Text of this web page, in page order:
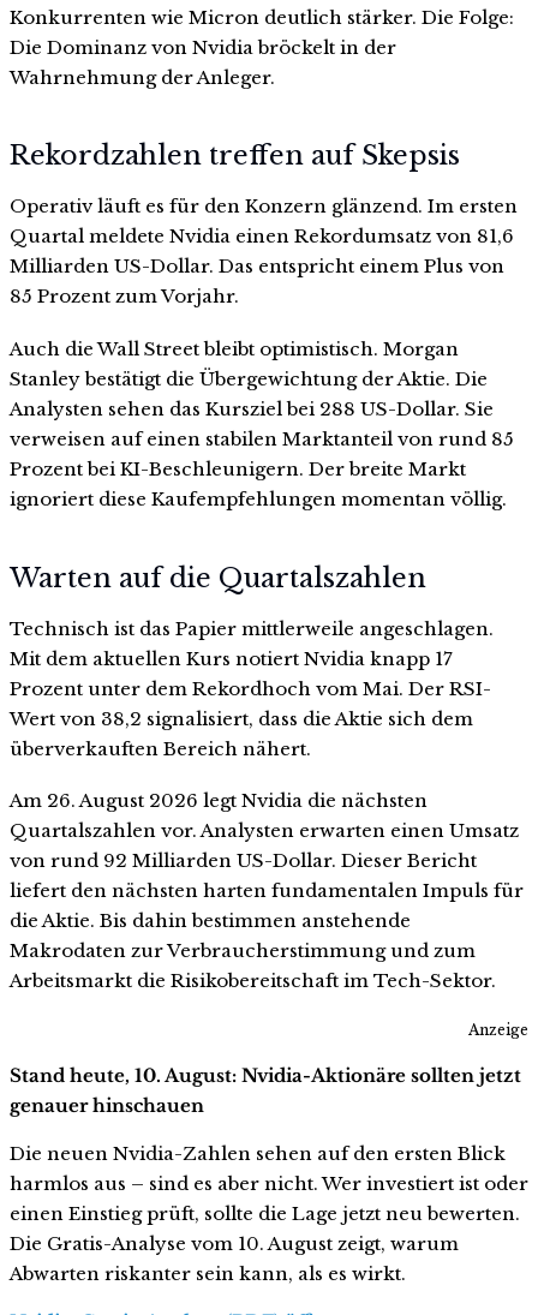
Konkurrenten wie Micron deutlich stärker. Die Folge:
Die Dominanz von Nvidia bröckelt in der
Wahrnehmung der Anleger.
Rekordzahlen treffen auf Skepsis
Operativ läuft es für den Konzern glänzend. Im ersten
Quartal meldete Nvidia einen Rekordumsatz von 81,6
Milliarden US-Dollar. Das entspricht einem Plus von
85 Prozent zum Vorjahr.
Auch die Wall Street bleibt optimistisch. Morgan
Stanley bestätigt die Übergewichtung der Aktie. Die
Analysten sehen das Kursziel bei 288 US-Dollar. Sie
verweisen auf einen stabilen Marktanteil von rund 85
Prozent bei KI-Beschleunigern. Der breite Markt
ignoriert diese Kaufempfehlungen momentan völlig.
Warten auf die Quartalszahlen
Technisch ist das Papier mittlerweile angeschlagen.
Mit dem aktuellen Kurs notiert Nvidia knapp 17
Prozent unter dem Rekordhoch vom Mai. Der RSI-
Wert von 38,2 signalisiert, dass die Aktie sich dem
überverkauften Bereich nähert.
Am 26. August 2026 legt Nvidia die nächsten
Quartalszahlen vor. Analysten erwarten einen Umsatz
von rund 92 Milliarden US-Dollar. Dieser Bericht
liefert den nächsten harten fundamentalen Impuls für
die Aktie. Bis dahin bestimmen anstehende
Makrodaten zur Verbraucherstimmung und zum
Arbeitsmarkt die Risikobereitschaft im Tech-Sektor.
Anzeige
Stand heute, 10. August: Nvidia-Aktionäre sollten jetzt
genauer hinschauen
Die neuen Nvidia-Zahlen sehen auf den ersten Blick
harmlos aus – sind es aber nicht. Wer investiert ist oder
einen Einstieg prüft, sollte die Lage jetzt neu bewerten.
Die Gratis-Analyse vom 10. August zeigt, warum
Abwarten riskanter sein kann, als es wirkt.